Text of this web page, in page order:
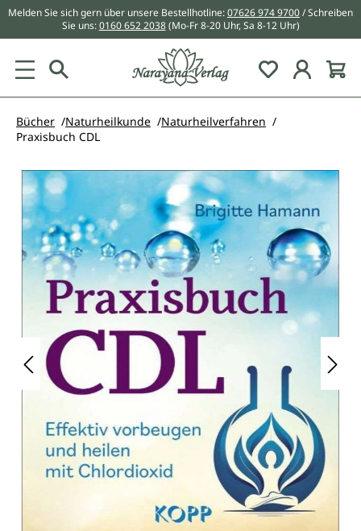
springen
Melden Sie sich gern über unsere Bestellhotline:07626 974 9700/ Schreiben
Sie uns:0160 652 2038 (Mo-Fr 8-20 Uhr, Sa 8-12 Uhr)
Du hast 0
Bücher Naturheilkunde
Naturheilverfahren
Praxisbuch CDL
Bildergalerie überspringen